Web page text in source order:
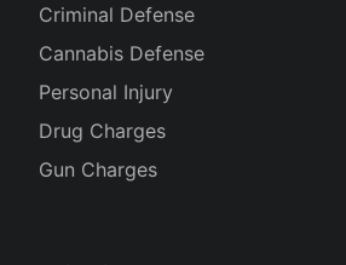
Criminal Defense
Cannabis Defense
Personal Injury
Drug Charges
Gun Charges